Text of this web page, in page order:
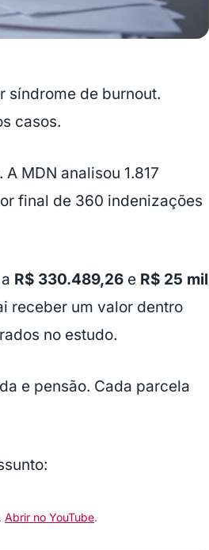
síndrome de burnout.
casos.
MDN analisou 1.817
final de 360 indenizações
R$ 330.489,26 e R$ 25 mil
receber um valor dentro
no estudo.
e pensão. Cada parcela
Abrir no YouTube.